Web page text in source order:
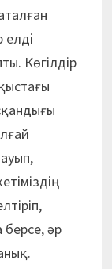
Көгілдір
әр